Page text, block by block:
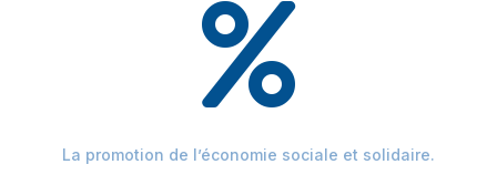

La promotion de l’économie sociale et solidaire.